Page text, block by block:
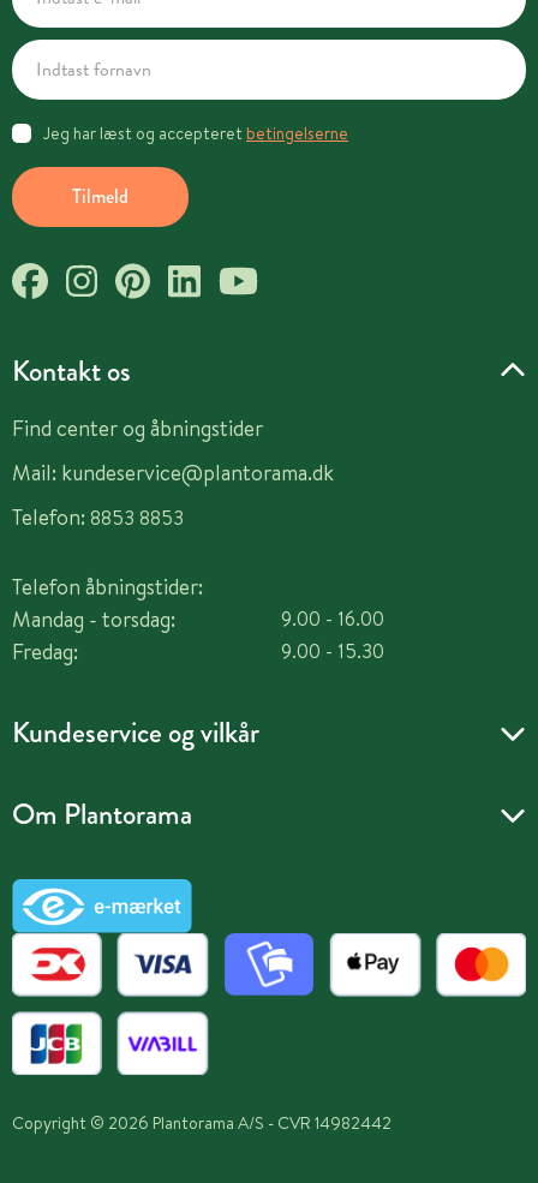
Kontakt os
Find center og åbningstider
Mail: kundeservice@plantorama.dk
Telefon: 8853 8853
Telefon åbningstider:
Mandag - torsdag:
Fredag:
9.00 - 16.00
9.00 - 15.30
Kundeservice og vilkår
Om Plantorama
Tilmeld
Jeg har læst og accepteret betingelserne
Copyright © 2026 Plantorama A/S - CVR 14982442